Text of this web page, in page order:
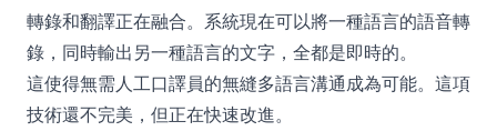
轉錄和翻譯正在融合。系統現在可以將一種語言的語音轉
錄，同時輸出另一種語言的文字，全都是即時的。
這使得無需人工口譯員的無縫多語言溝通成為可能。這項
技術還不完美，但正在快速改進。